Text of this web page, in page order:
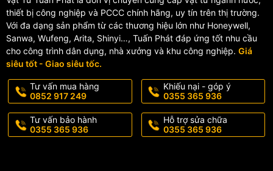
Nếu bạn đang tìm kiếm van chống va H600 DN50 – DN600chất
Hotline/Zalo:0355 365 936 - 0852 917 249
📦 Giao hàng toàn quốc – hỗ trợ nhanh chóng
thiết bị công nghiệp và PCCC chính hãng, uy tín trên thị trường.
Với đa dạng sản phẩm từ các thương hiệu lớn như Honeywell,
Sanwa, Wufeng, Arita, Shinyi…, Tuấn Phát đáp ứng tốt nhu cầu
cho công trình dân dụng, nhà xưởng và khu công nghiệp. Giá
siêu tốt - Giao siêu tốc.
Tư vấn mua hàng
0852 917 249
Khiếu nại - góp ý
0355 365 936
Tư vấn bảo hành
0355 365 936
Hỗ trợ sửa chữa
0355 365 936